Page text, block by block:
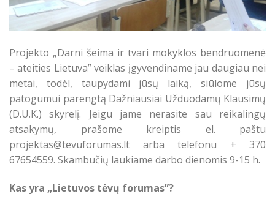
Projekto „Darni šeima ir tvari mokyklos bendruomenė
– ateities Lietuva” veiklas įgyvendiname jau daugiau nei
metai, todėl, taupydami jūsų laiką, siūlome jūsų
patogumui parengtą Dažniausiai Užduodamų Klausimų
(D.U.K.) skyrelį. Jeigu jame nerasite sau reikalingų
atsakymų, prašome kreiptis el. paštu
projektas@tevuforumas.lt arba telefonu + 370
67654559. Skambučių laukiame darbo dienomis 9-15 h.
Kas yra „Lietuvos tėvų forumas”?